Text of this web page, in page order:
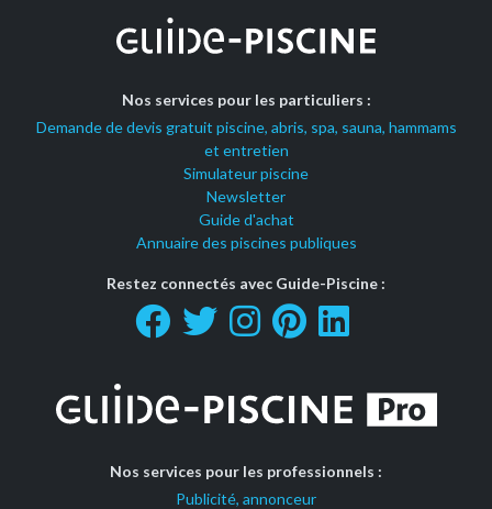
Nos services pour les particuliers :
Demande de devis gratuit piscine, abris, spa, sauna, hammams
et entretien
Simulateur piscine
Newsletter
Guide d'achat
Annuaire des piscines publiques
Restez connectés avec Guide-Piscine :
Nos services pour les professionnels :
Publicité, annonceur